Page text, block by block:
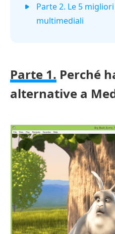
Parte 2. Le 5
multimediali
Parte 1. Perché
alternative a